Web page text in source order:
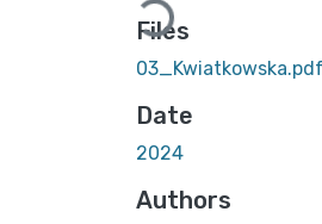
Loading...
Files
03_Kwiatkowska.pdf
Date
2024
Authors